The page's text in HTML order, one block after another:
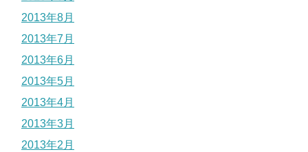
2013年8月
2013年7月
2013年6月
2013年5月
2013年4月
2013年3月
2013年2月